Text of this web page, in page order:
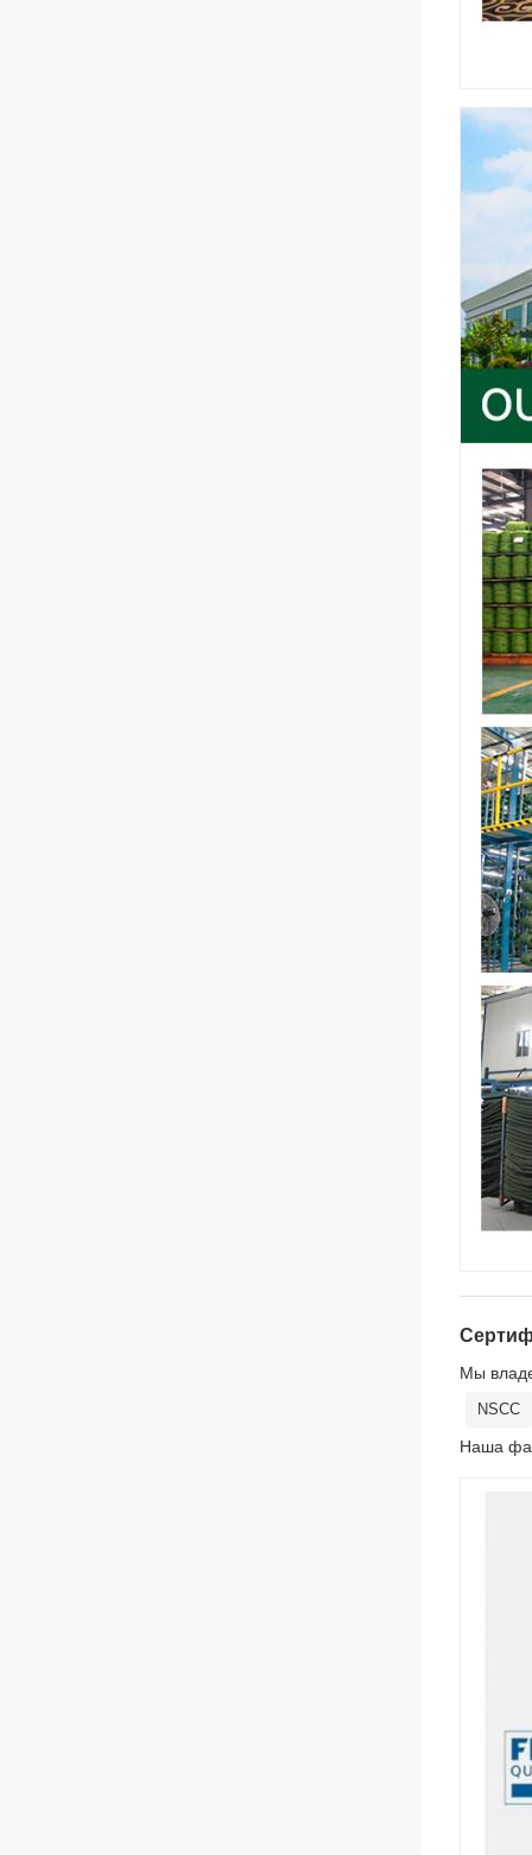
Мы
NSCC
Наша